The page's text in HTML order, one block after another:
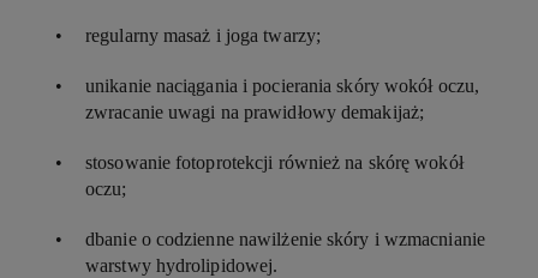
regularny masaż i joga twarzy;
unikanie naciągania i pocierania skóry wokół oczu,
zwracanie uwagi na prawidłowy demakijaż;
stosowanie fotoprotekcji również na skórę wokół
oczu;
dbanie o codzienne nawilżenie skóry i wzmacnianie
warstwy hydrolipidowej.